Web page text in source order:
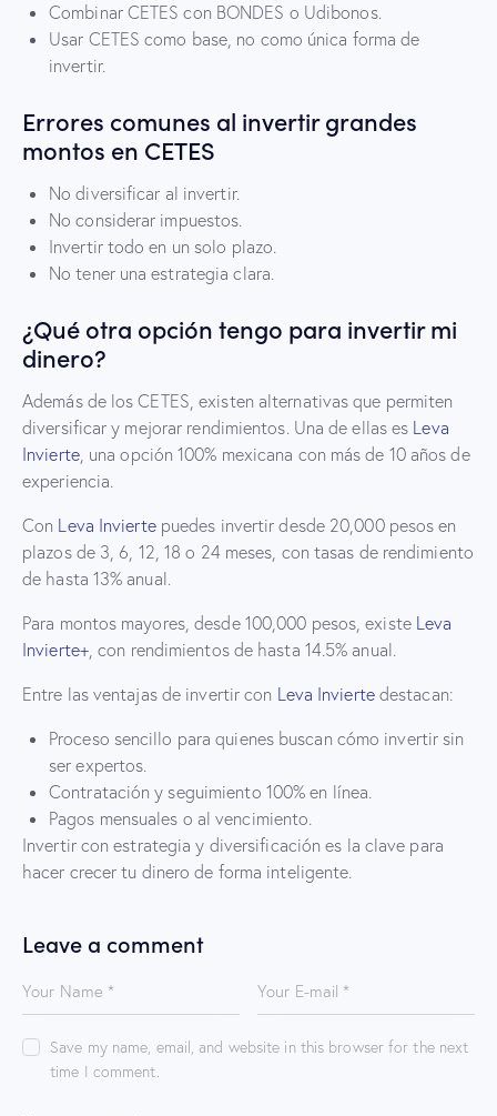
Combinar CETES con BONDES o Udibonos.
Usar CETES como base, no como única forma de
invertir.
Errores comunes al invertir grandes
montos en CETES
No diversificar al invertir.
No considerar impuestos.
Invertir todo en un solo plazo.
No tener una estrategia clara.
¿Qué otra opción tengo para invertir mi
dinero?
Además de los CETES, existen alternativas que permiten
diversificar y mejorar rendimientos. Una de ellas es Leva
Invierte, una opción 100% mexicana con más de 10 años de
experiencia.
Con Leva Inviertepuedes invertir desde 20,000 pesos en
plazos de 3, 6, 12, 18 o 24 meses, con tasas de rendimiento
de hasta 13% anual.
Para montos mayores, desde 100,000 pesos, existe Leva
Invierte+, con rendimientos de hasta 14.5% anual.
Entre las ventajas de invertir con Leva Inviertedestacan:
Proceso sencillo para quienes buscan cómo invertir sin
ser expertos.
Contratación y seguimiento 100% en línea.
Pagos mensuales o al vencimiento.
Invertir con estrategia y diversificación es la clave para
hacer crecer tu dinero de forma inteligente.
Leave a comment
Save my name, email, and website in this browser for the next
time I comment.